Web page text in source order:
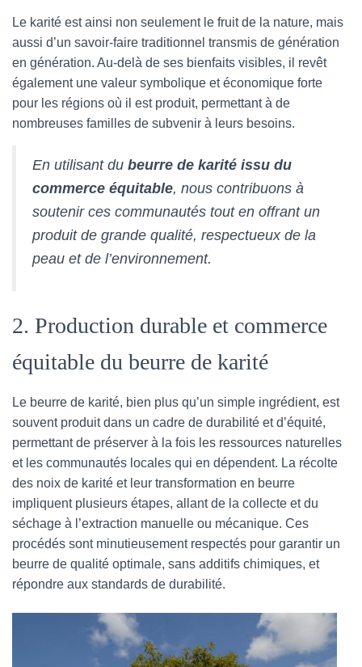
Le karité est ainsi non seulement le fruit de la nature, mais
aussi d’un savoir-faire traditionnel transmis de génération
en génération. Au-delà de ses bienfaits visibles, il revêt
également une valeur symbolique et économique forte
pour les régions où il est produit, permettant à de
nombreuses familles de subvenir à leurs besoins.
En utilisant du beurre de karité issu du
commerce équitable, nous contribuons à
soutenir ces communautés tout en offrant un
produit de grande qualité, respectueux de la
peau et de l’environnement.
2. Production durable et commerce
équitable du beurre de karité
Le beurre de karité, bien plus qu’un simple ingrédient, est
souvent produit dans un cadre de durabilité et d’équité,
permettant de préserver à la fois les ressources naturelles
et les communautés locales qui en dépendent. La récolte
des noix de karité et leur transformation en beurre
impliquent plusieurs étapes, allant de la collecte et du
séchage à l’extraction manuelle ou mécanique. Ces
procédés sont minutieusement respectés pour garantir un
beurre de qualité optimale, sans additifs chimiques, et
répondre aux standards de durabilité.